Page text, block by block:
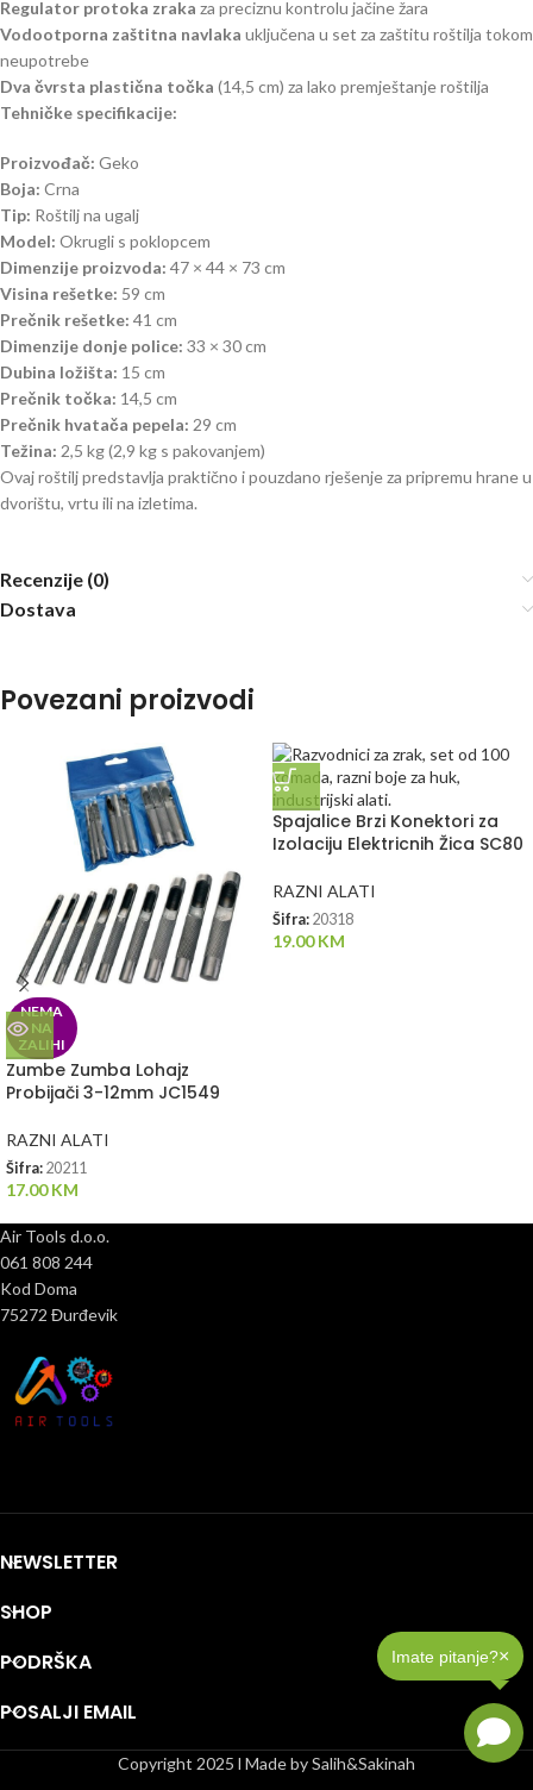
Regulator protoka zraka za preciznu kontrolu jačine žara
Vodootporna zaštitna navlaka uključena u set za zaštitu roštilja tokom
neupotrebe
Dva čvrsta plastična točka (14,5 cm) za lako premještanje roštilja
Tehničke specifikacije:
Proizvođač: Geko
Boja: Crna
Tip: Roštilj na ugalj
Model: Okrugli s poklopcem
Dimenzije proizvoda: 47 × 44 × 73 cm
Visina rešetke: 59 cm
Prečnik rešetke: 41 cm
Dimenzije donje police: 33 × 30 cm
Dubina ložišta: 15 cm
Prečnik točka: 14,5 cm
Prečnik hvatača pepela: 29 cm
Težina: 2,5 kg (2,9 kg s pakovanjem)
Ovaj roštilj predstavlja praktično i pouzdano rješenje za pripremu hrane u
dvorištu, vrtu ili na izletima.
Recenzije (0)
Dostava
Povezani proizvodi
NEMA
NA
ZALIHI
Zumbe Zumba Lohajz
Probijači 3-12mm JC1549
RAZNI ALATI
Šifra: 20211
17.00KM
Spajalice Brzi Konektori za
Izolaciju Elektricnih Žica SC80
RAZNI ALATI
Šifra: 20318
19.00KM
Air Tools d.o.o.
061 808 244
Kod Doma
75272 Đurđevik
NEWSLETTER
SHOP
PODRŠKA
POSALJI EMAIL
Copyright 2025 l Made by Salih&Sakinah
Imate pitanje?×